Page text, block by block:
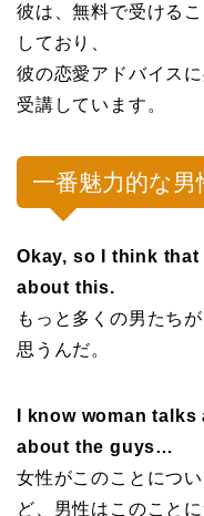
彼は、無料で受ける
しており、
彼の恋愛アドバイス
受講しています。
一番魅力的な
Okay, so I think
about this.
もっと多くの男たち
思うんだ。
I know woman
about the guys…
女性がこのことにつ
ど、男性はこのこと